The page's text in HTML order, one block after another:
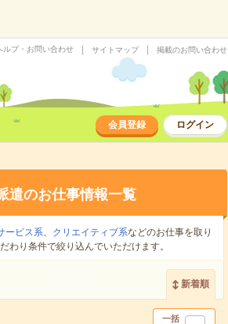
ルプ・お問い合わせ サイトマップ 掲載のお問い合わせ
会員登録 ログイン
遣のお仕事情報一覧
ービス系、 クリエイティブ系などのお仕事を取り
わり条件で絞り込んでいただけます。
新着順
一括